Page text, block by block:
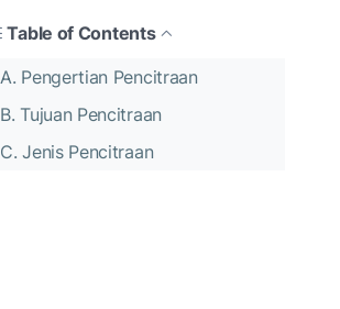
Table of Contents
A. Pengertian Pencitraan
B. Tujuan Pencitraan
C. Jenis Pencitraan